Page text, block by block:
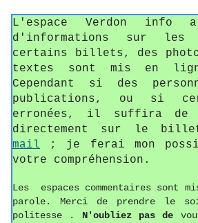
L'espace Verdon
d'informations sur les
certains billets, des
textes sont mis en
Cependant si des
publications, ou si
erronées, il suffira de
directement sur le
mail ; je ferai mon
votre compréhension.
Les espaces commentaires sont
parole. Merci de prendre le
politesse
. N'oubliez pas de